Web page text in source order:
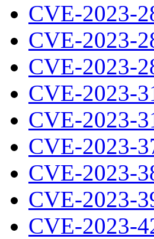
CVE-2023-
CVE-2023-
CVE-2023-
CVE-2023-
CVE-2023-
CVE-2023-
CVE-2023-
CVE-2023-
CVE-2023-